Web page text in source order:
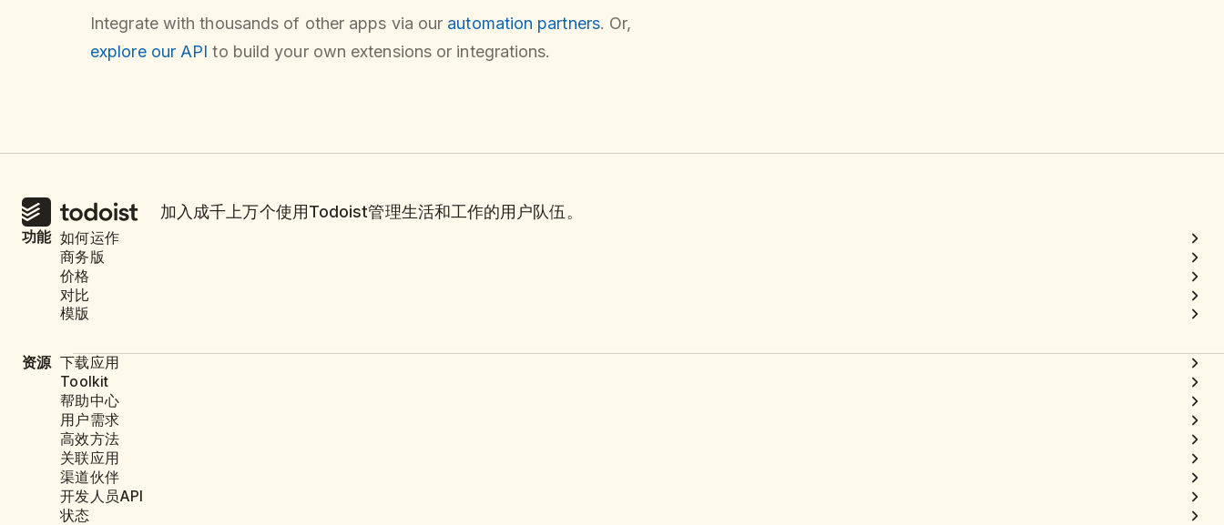
Integrate with thousands of other apps via our automation partners. Or,
explore our API to build your own extensions or integrations.
加入成千上万个使用Todoist管理生活和工作的用户队伍。
功能 如何运作
商务版
价格
对比
模版
资源 下载应用
Toolkit
帮助中心
用户需求
高效方法
关联应用
渠道伙伴
开发人员API
状态